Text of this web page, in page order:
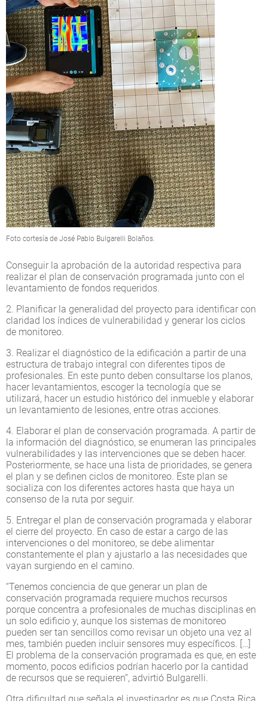
Foto cortesía de José Pablo Bulgarelli Bolaños.
Conseguir la aprobación de la autoridad respectiva para
realizar el plan de conservación programada junto con el
levantamiento de fondos requeridos.
2. Planificar la generalidad del proyecto para identificar con
claridad los índices de vulnerabilidad y generar los ciclos
de monitoreo.
3. Realizar el diagnóstico de la edificación a partir de una
estructura de trabajo integral con diferentes tipos de
profesionales. En este punto deben consultarse los planos,
hacer levantamientos, escoger la tecnología que se
utilizará, hacer un estudio histórico del inmueble y elaborar
un levantamiento de lesiones, entre otras acciones.
4. Elaborar el plan de conservación programada. A partir de
la información del diagnóstico, se enumeran las principales
vulnerabilidades y las intervenciones que se deben hacer.
Posteriormente, se hace una lista de prioridades, se genera
el plan y se definen ciclos de monitoreo. Este plan se
socializa con los diferentes actores hasta que haya un
consenso de la ruta por seguir.
5. Entregar el plan de conservación programada y elaborar
el cierre del proyecto. En caso de estar a cargo de las
intervenciones o del monitoreo, se debe alimentar
constantemente el plan y ajustarlo a las necesidades que
vayan surgiendo en el camino.
“Tenemos conciencia de que generar un plan de
conservación programada requiere muchos recursos
porque concentra a profesionales de muchas disciplinas en
un solo edificio y, aunque los sistemas de monitoreo
pueden ser tan sencillos como revisar un objeto una vez al
mes, también pueden incluir sensores muy específicos. […]
El problema de la conservación programada es que, en este
momento, pocos edificios podrían hacerlo por la cantidad
de recursos que se requieren”, advirtió Bulgarelli.